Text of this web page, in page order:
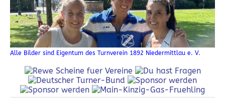
Alle Bilder sind Eigentum des Turnverein 1892 Niedermittlau e. V.